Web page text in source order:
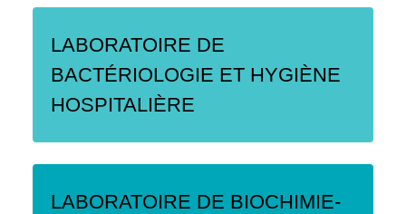
LABORATOIRE DE
BACTÉRIOLOGIE ET HYGIÈNE
HOSPITALIÈRE
LABORATOIRE DE BIOCHIMIE-